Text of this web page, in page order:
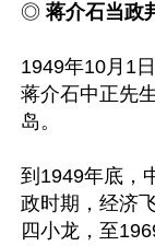
◎ 蒋介石当政
1949年10月1
蒋介石中正先
岛。
到1949年底，
政时期，经济
四小龙，至